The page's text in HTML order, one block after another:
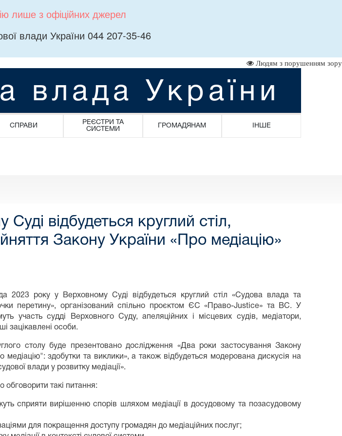
лише з офіційних джерел
влади України 044 207-35-46
Людям з порушенням зору
влада України
СПРАВИ
РЕЄСТРИ ТА
СИСТЕМИ
ГРОМАДЯНАМ ІНШЕ
відбудеться круглий стіл,
Закону України «Про медіацію»
2023 року у Верховному Суді відбудеться круглий стіл «Судова влада та
перетину», організований спільно проєктом ЄС «Право-Justice» та ВС. У
участь судді Верховного Суду, апеляційних і місцевих судів, медіатори,
зацікавлені особи.
столу буде презентовано дослідження «Два роки застосування Закону
медіацію": здобутки та виклики», а також відбудеться модерована дискусія на
влади у розвитку медіації».
обговорити такі питання:
сприяти вирішенню спорів шляхом медіації в досудовому та позасудовому
для покращення доступу громадян до медіаційних послуг;